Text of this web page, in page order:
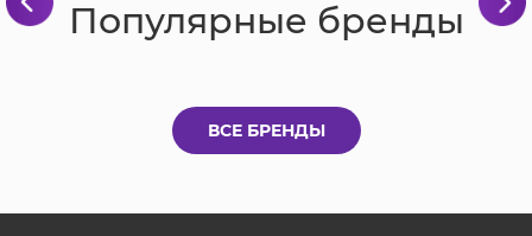
Популярные бренды
ВСЕ БРЕНДЫ